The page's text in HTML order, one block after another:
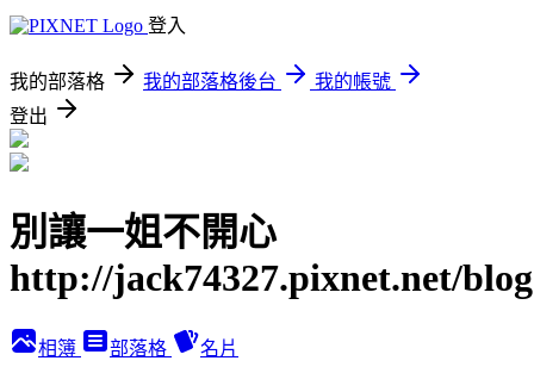
登入
我的部落格 我的部落格後台
我的帳號
登出
別讓一姐不開心
http://jack74327.pixnet.net/blog
相簿 部落格 名片